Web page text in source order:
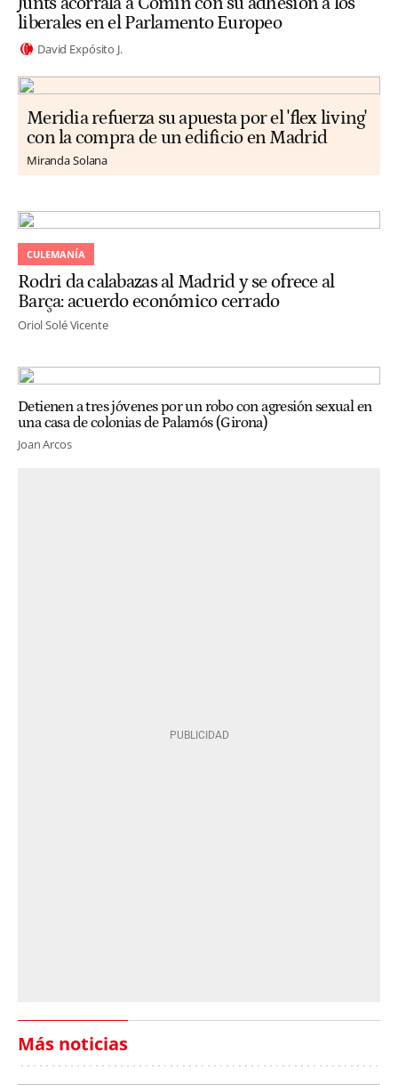
liberales en el Parlamento Europeo
David Expósito J.
Meridia refuerza su apuesta por el 'flex living'
con la compra de un edificio en Madrid
Miranda Solana
CULEMANÍA
Rodri da calabazas al Madrid y se ofrece al
Barça: acuerdo económico cerrado
Oriol Solé Vicente
Detienen a tres jóvenes por un robo con agresión sexual en
una casa de colonias de Palamós (Girona)
Joan Arcos
Más noticias